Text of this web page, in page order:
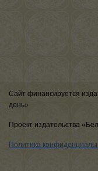
Сайт финансируется
день»
Проект издательства
Политика